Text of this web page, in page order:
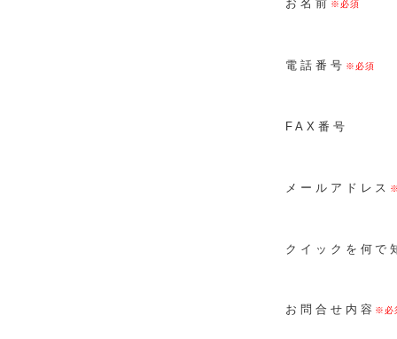
お名前
電話番号
FAX番号
メールアドレス
クイックを何で
お問合せ内容